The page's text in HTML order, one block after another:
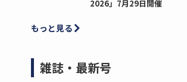
2026」7月29日開催
もっと見る
雑誌・最新号